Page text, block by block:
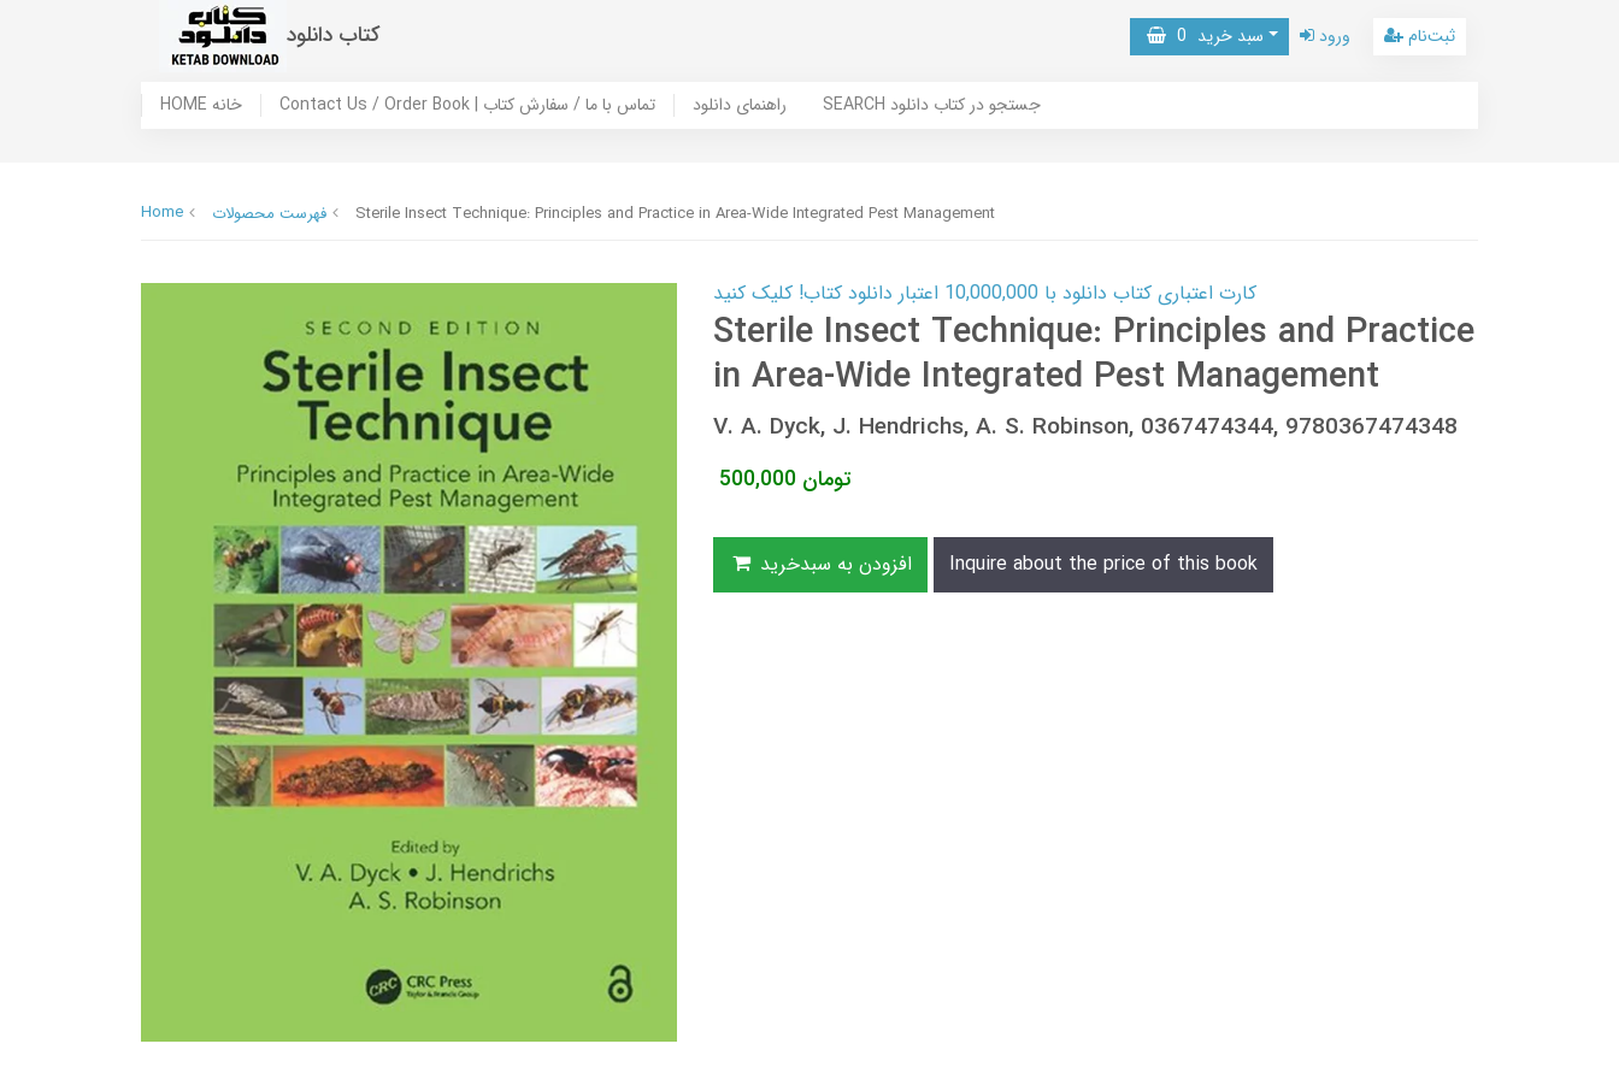
کتاب دانلود سبد خرید 0 ورود ثبت‌نام
HOME خانه Contact Us / Order Book | تماس با ما / سفارش کتاب راهنمای دانلود SEARCH جستجو در کتاب دانلود
Home فهرست محصولات Sterile Insect Technique: Principles and Practice in Area-Wide Integrated Pest Management
کارت اعتباری کتاب دانلود با 10,000,000 اعتبار دانلود کتاب! کلیک کنید
Sterile Insect Technique: Principles and Practice
in Area-Wide Integrated Pest Management
V. A. Dyck, J. Hendrichs, A. S. Robinson, 0367474344, 9780367474348
500,000 تومان
افزودن به سبدخرید Inquire about the price of this book